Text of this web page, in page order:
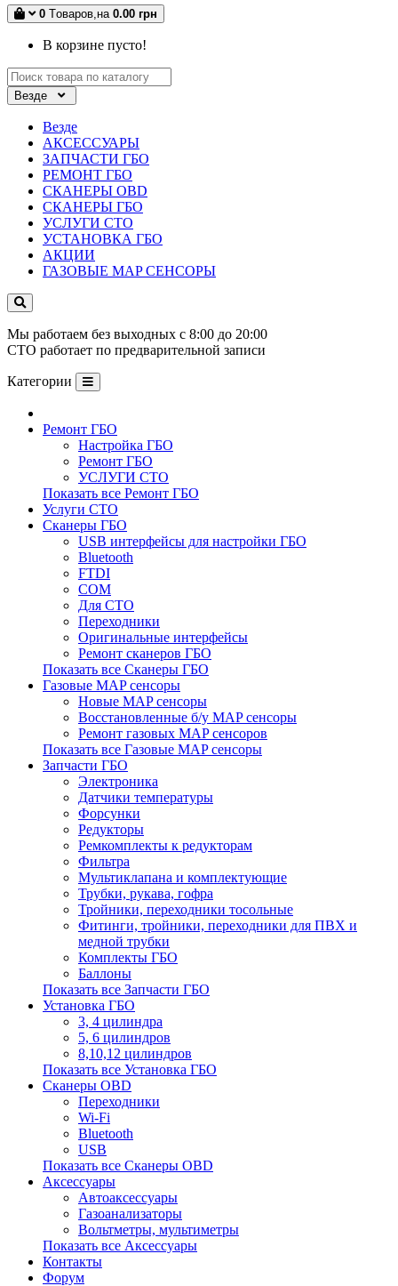
0 Tоваров,на 0.00 грн
В корзине пусто!
Везде
Везде
АКСЕССУАРЫ
ЗАПЧАСТИ ГБО
РЕМОНТ ГБО
СКАНЕРЫ OBD
СКАНЕРЫ ГБО
УСЛУГИ СТО
УСТАНОВКА ГБО
АКЦИИ
ГАЗОВЫЕ MAP СЕНСОРЫ
Мы работаем без выходных с 8:00 до 20:00
СТО работает по предварительной записи
Категории
Ремонт ГБО
Настройка ГБО
Ремонт ГБО
УСЛУГИ СТО
Показать все Ремонт ГБО
Услуги СТО
Сканеры ГБО
USB интерфейсы для настройки ГБО
Bluetooth
FTDI
COM
Для СТО
Переходники
Оригинальные интерфейсы
Ремонт сканеров ГБО
Показать все Сканеры ГБО
Газовые MAP сенсоры
Новые MAP сенсоры
Восстановленные б/у MAP сенсоры
Ремонт газовых MAP сенсоров
Показать все Газовые MAP сенсоры
Запчасти ГБО
Электроника
Датчики температуры
Форсунки
Редукторы
Ремкомплекты к редукторам
Фильтра
Мультиклапана и комплектующие
Трубки, рукава, гофра
Тройники, переходники тосольные
Фитинги, тройники, переходники для ПВХ и
медной трубки
Комплекты ГБО
Баллоны
Показать все Запчасти ГБО
Установка ГБО
3, 4 цилиндра
5, 6 цилиндров
8,10,12 цилиндров
Показать все Установка ГБО
Сканеры OBD
Переходники
Wi-Fi
Bluetooth
USB
Показать все Сканеры OBD
Аксессуары
Автоаксессуары
Газоанализаторы
Вольтметры, мультиметры
Показать все Аксессуары
Контакты
Форум